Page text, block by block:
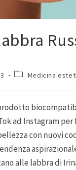
Medicina
ad Instagram
con nuovi
alle labbra di